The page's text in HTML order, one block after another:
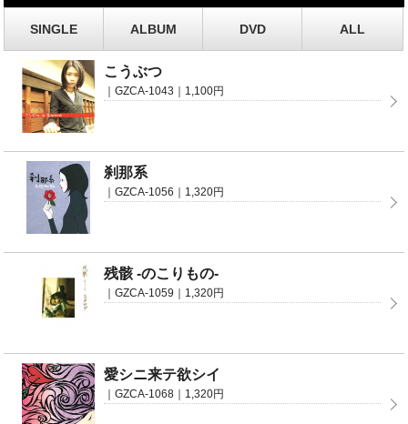
SINGLE ALBUM DVD ALL
こうぶつ
｜GZCA-1043｜1,100円
刹那系
｜GZCA-1056｜1,320円
残骸 -のこりもの-
｜GZCA-1059｜1,320円
愛シニ来テ欲シイ
｜GZCA-1068｜1,320円